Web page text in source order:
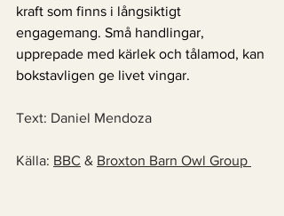
kraft som finns i långsiktigt
engagemang. Små handlingar,
upprepade med kärlek och tålamod, kan
bokstavligen ge livet vingar.
Text: Daniel Mendoza
Källa: BBC & Broxton Barn Owl Group